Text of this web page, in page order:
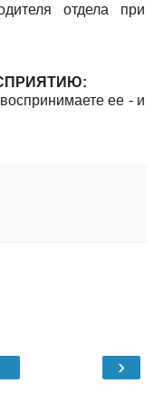
отдела при
ее - и
›